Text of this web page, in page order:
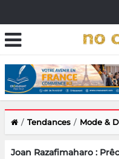
Tendances Mode &
Joan Razafimaharo :